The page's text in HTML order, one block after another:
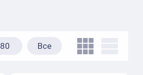
80 Все